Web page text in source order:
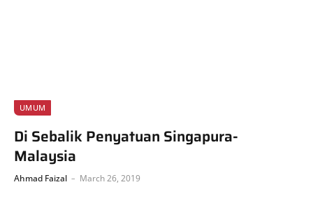
UMUM
Di Sebalik Penyatuan Singapura-
Malaysia
Ahmad Faizal March 26, 2019